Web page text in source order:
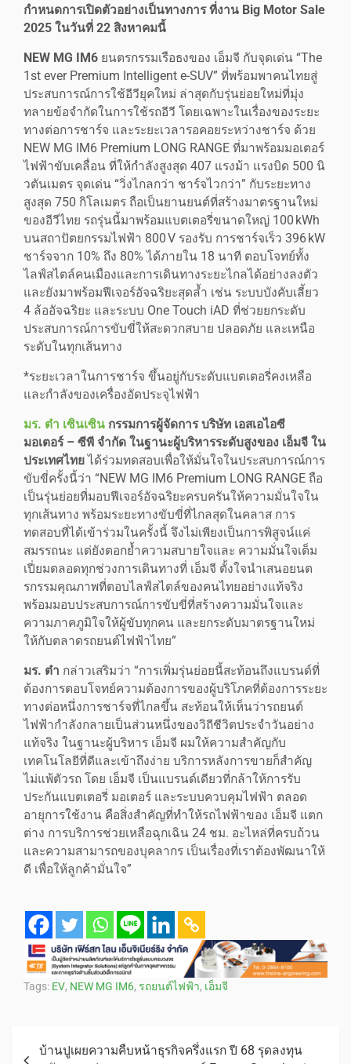
กำหนดการเปิดตัวอย่างเป็นทางการ ที่งาน Big Motor Sale
2025 ในวันที่ 22 สิงหาคมนี้
NEW MG IM6 ยนตรกรรมเรือธงของ เอ็มจี กับจุดเด่น “The
1st ever Premium Intelligent e-SUV” ที่พร้อมพาคนไทยสู่
ประสบการณ์การใช้อีวียุคใหม่ ล่าสุดกับรุ่นย่อยใหม่ที่มุ่ง
ทลายข้อจำกัดในการใช้รถอีวี โดยเฉพาะในเรื่องของระยะ
ทางต่อการชาร์จ และระยะเวลารอคอยระหว่างชาร์จ ด้วย
NEW MG IM6 Premium LONG RANGE ที่มาพร้อมมอเตอร์
ไฟฟ้าขับเคลื่อน ที่ให้กำลังสูงสุด 407 แรงม้า แรงบิด 500 นิ
วตันเมตร จุดเด่น “วิ่งไกลกว่า ชาร์จไวกว่า” กับระยะทาง
สูงสุด 750 กิโลเมตร ถือเป็นยานยนต์ที่สร้างมาตรฐานใหม่
ของอีวีไทย รถรุ่นนี้มาพร้อมแบตเตอรี่ขนาดใหญ่ 100 kWh
บนสถาปัตยกรรมไฟฟ้า 800 V รองรับ การชาร์จเร็ว 396 kW
ชาร์จจาก 10% ถึง 80% ได้ภายใน 18 นาที ตอบโจทย์ทั้ง
ไลฟ์สไตล์คนเมืองและการเดินทางระยะไกลได้อย่างลงตัว
และยังมาพร้อมฟีเจอร์อัจฉริยะสุดล้ำ เช่น ระบบบังคับเลี้ยว
4 ล้ออัจฉริยะ และระบบ One Touch iAD ที่ช่วยยกระดับ
ประสบการณ์การขับขี่ให้สะดวกสบาย ปลอดภัย และเหนือ
ระดับในทุกเส้นทาง
*ระยะเวลาในการชาร์จ ขึ้นอยู่กับระดับแบตเตอรี่คงเหลือ
และกำลังของเครื่องอัดประจุไฟฟ้า
มร. ต๋า เซินเซิน กรรมการผู้จัดการ บริษัท เอสเอไอซี
มอเตอร์ – ซีพี จำกัด ในฐานะผู้บริหารระดับสูงของ เอ็มจี ใน
ประเทศไทยได้ร่วมทดสอบเพื่อให้มั่นใจในประสบการณ์การ
ขับขี่ครั้งนี้ว่า “NEW MG IM6 Premium LONG RANGE ถือ
เป็นรุ่นย่อยที่มอบฟีเจอร์อัจฉริยะครบครันให้ความมั่นใจใน
ทุกเส้นทาง พร้อมระยะทางขับขี่ที่ไกลสุดในคลาส การ
ทดสอบที่ได้เข้าร่วมในครั้งนี้ จึงไม่เพียงเป็นการพิสูจน์แค่
สมรรถนะ แต่ยังตอกย้ำความสบายใจและ ความมั่นใจเต็ม
เปี่ยมตลอดทุกช่วงการเดินทางที่ เอ็มจี ตั้งใจนำเสนอยนต
รกรรมคุณภาพที่ตอบไลฟ์สไตล์ของคนไทยอย่างแท้จริง
พร้อมมอบประสบการณ์การขับขี่ที่สร้างความมั่นใจและ
ความภาคภูมิใจให้ผู้ขับทุกคน และยกระดับมาตรฐานใหม่
ให้กับตลาดรถยนต์ไฟฟ้าไทย”
มร. ต๋า กล่าวเสริมว่า “การเพิ่มรุ่นย่อยนี้สะท้อนถึงแบรนด์ที่
ต้องการตอบโจทย์ความต้องการของผู้บริโภคที่ต้องการระยะ
ทางต่อหนึ่งการชาร์จที่ไกลขึ้น สะท้อนให้เห็นว่ารถยนต์
ไฟฟ้ากำลังกลายเป็นส่วนหนึ่งของวิถีชีวิตประจำวันอย่าง
แท้จริง ในฐานะผู้บริหาร เอ็มจี ผมให้ความสำคัญกับ
เทคโนโลยีที่ดีและเข้าถึงง่าย บริการหลังการขายก็สำคัญ
ไม่แพ้ตัวรถ โดย เอ็มจี เป็นแบรนด์เดียวที่กล้าให้การรับ
ประกันแบตเตอรี่ มอเตอร์ และระบบควบคุมไฟฟ้า ตลอด
อายุการใช้งาน คือสิ่งสำคัญที่ทำให้รถไฟฟ้าของ เอ็มจี แตก
ต่าง การบริการช่วยเหลือฉุกเฉิน 24 ชม. อะไหล่ที่ครบถ้วน
และความสามารถของบุคลากร เป็นเรื่องที่เราต้องพัฒนาให้
ดี เพื่อให้ลูกค้ามั่นใจ”
Tags: EV, NEW MG IM6, รถยนต์ไฟฟ้า, เอ็มจี
บ้านปูเผยความคืบหน้าธุรกิจครึ่งแรก ปี 68 รุดลงทุน